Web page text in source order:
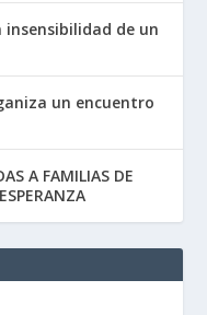
de un
un encuentro
A FAMILIAS DE